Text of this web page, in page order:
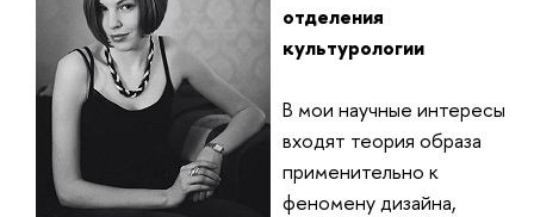
отделения
культурологии
В мои научные интересы
входят теория образа
применительно к
феномену дизайна,